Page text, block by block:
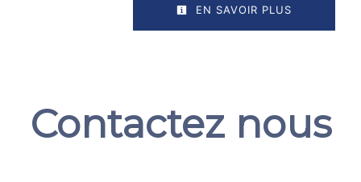
EN SAVOIR PLUS
Contactez nous